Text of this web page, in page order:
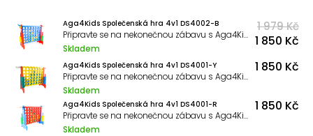
Aga4Kids Společenská hra 4v1 DS4002-B
Připravte se na nekonečnou zábavu s Aga4Kids společenskou hrou 4v1. Tato skvělá hra nabízí hned několik herních variant, které si zamilují děti i dospělí.
Skladem
1 979 Kč
1 850 Kč
Aga4Kids Společenská hra 4v1 DS4001-Y
Připravte se na nekonečnou zábavu s Aga4Kids společenskou hrou 4v1. Tato skvělá hra nabízí hned několik herních variant, které si zamilují děti i dospělí.
Skladem
1 850 Kč
Aga4Kids Společenská hra 4v1 DS4001-R
Připravte se na nekonečnou zábavu s Aga4Kids společenskou hrou 4v1. Tato skvělá hra nabízí hned několik herních variant, které si zamilují děti i dospělí.
Skladem
1 850 Kč